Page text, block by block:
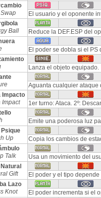
El usuario y el oponente
Ball
Reduce la DEF.ESP del
El poder se dobla si el PS
Lanza el objeto
Aguanta cualquier ataque
Impacto
Impact
1er turno: Ataca. 2º:
Emite una poderosa luz
Psique
Up
Copia los cambios de
Talk
Usa un movimiento del
Gift
El poder y el tipo
Lazo
Knot
El poder incrementa si el